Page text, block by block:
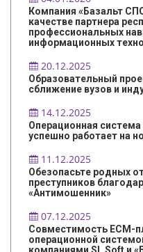
Компания «Базальт
качестве партнера
профессиональных
информационных
20.12.2025
Образовательный
сближение вузов и
14.12.2025
Операционная система
успешно работает на
11.12.2025
Обезопасьте родных
преступников
«Антимошенник»
07.12.2025
Совместимость ECM-
операционной